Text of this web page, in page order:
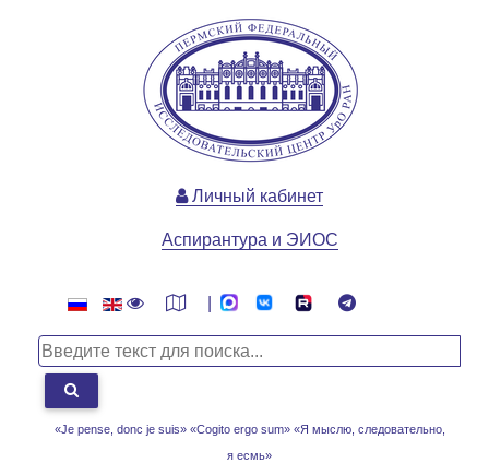
«Je pense, donc je suis» «Cogito ergo sum» «Я мыслю, следовательно,
я есмь»
Личный кабинет
Аспирантура и ЭИОС